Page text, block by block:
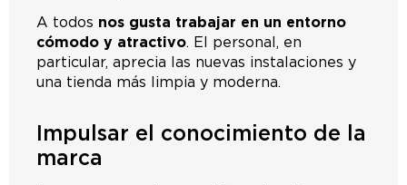
A todos nos gusta trabajar en un entorno
cómodo y atractivo. El personal, en
particular, aprecia las nuevas instalaciones y
una tienda más limpia y moderna.
Impulsar el conocimiento de la
marca